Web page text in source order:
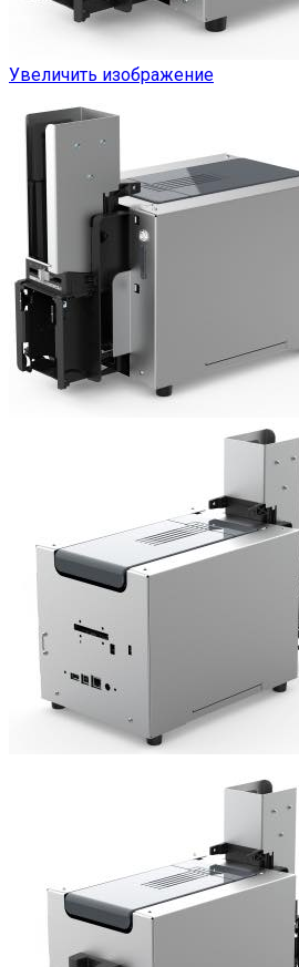
Увеличить изображение